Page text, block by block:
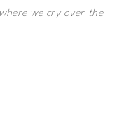
we cry over the